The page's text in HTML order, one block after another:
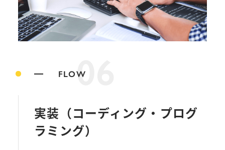
FLOW
06
実装（コーディング・プログ
ラミング）